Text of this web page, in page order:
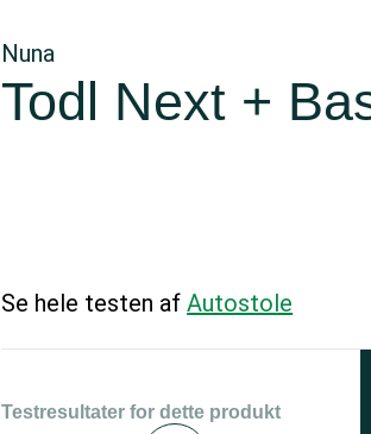
Nuna
Todl Next +
Se hele testen afAutostole
Testresultater for dette produkt